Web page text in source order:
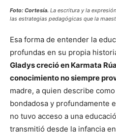
Foto: Cortesía. La escritura y la
las estrategias pedagógicas que la
Esa forma de entender la
profundas en su propia
Gladys creció en Karmata
conocimiento no siempre
madre, a quien describe
bondadosa y profundamente
no tuvo acceso a una
transmitió desde la infancia